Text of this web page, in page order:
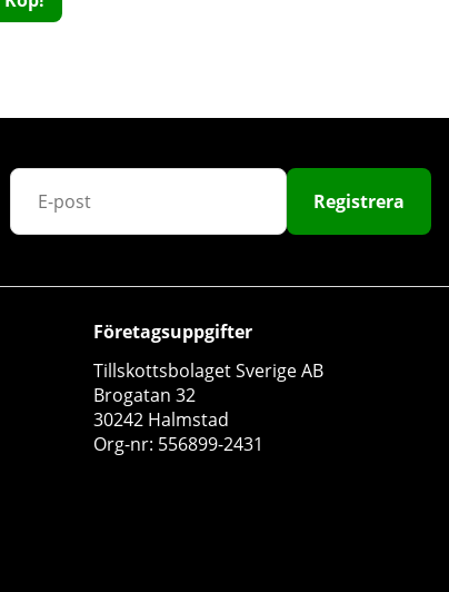
Registrera
Företagsuppgifter
Tillskottsbolaget Sverige AB
Brogatan 32
30242 Halmstad
Org-nr: 556899-2431